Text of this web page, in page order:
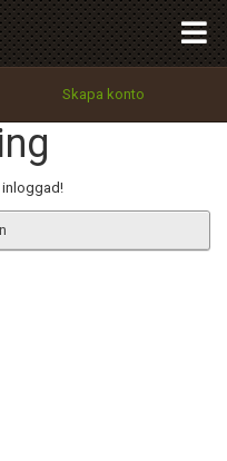
Skapa konto
inloggad!
Tillbaka till förstasidan